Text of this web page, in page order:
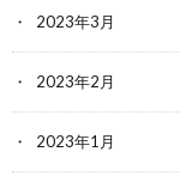
2023年3月
2023年2月
2023年1月